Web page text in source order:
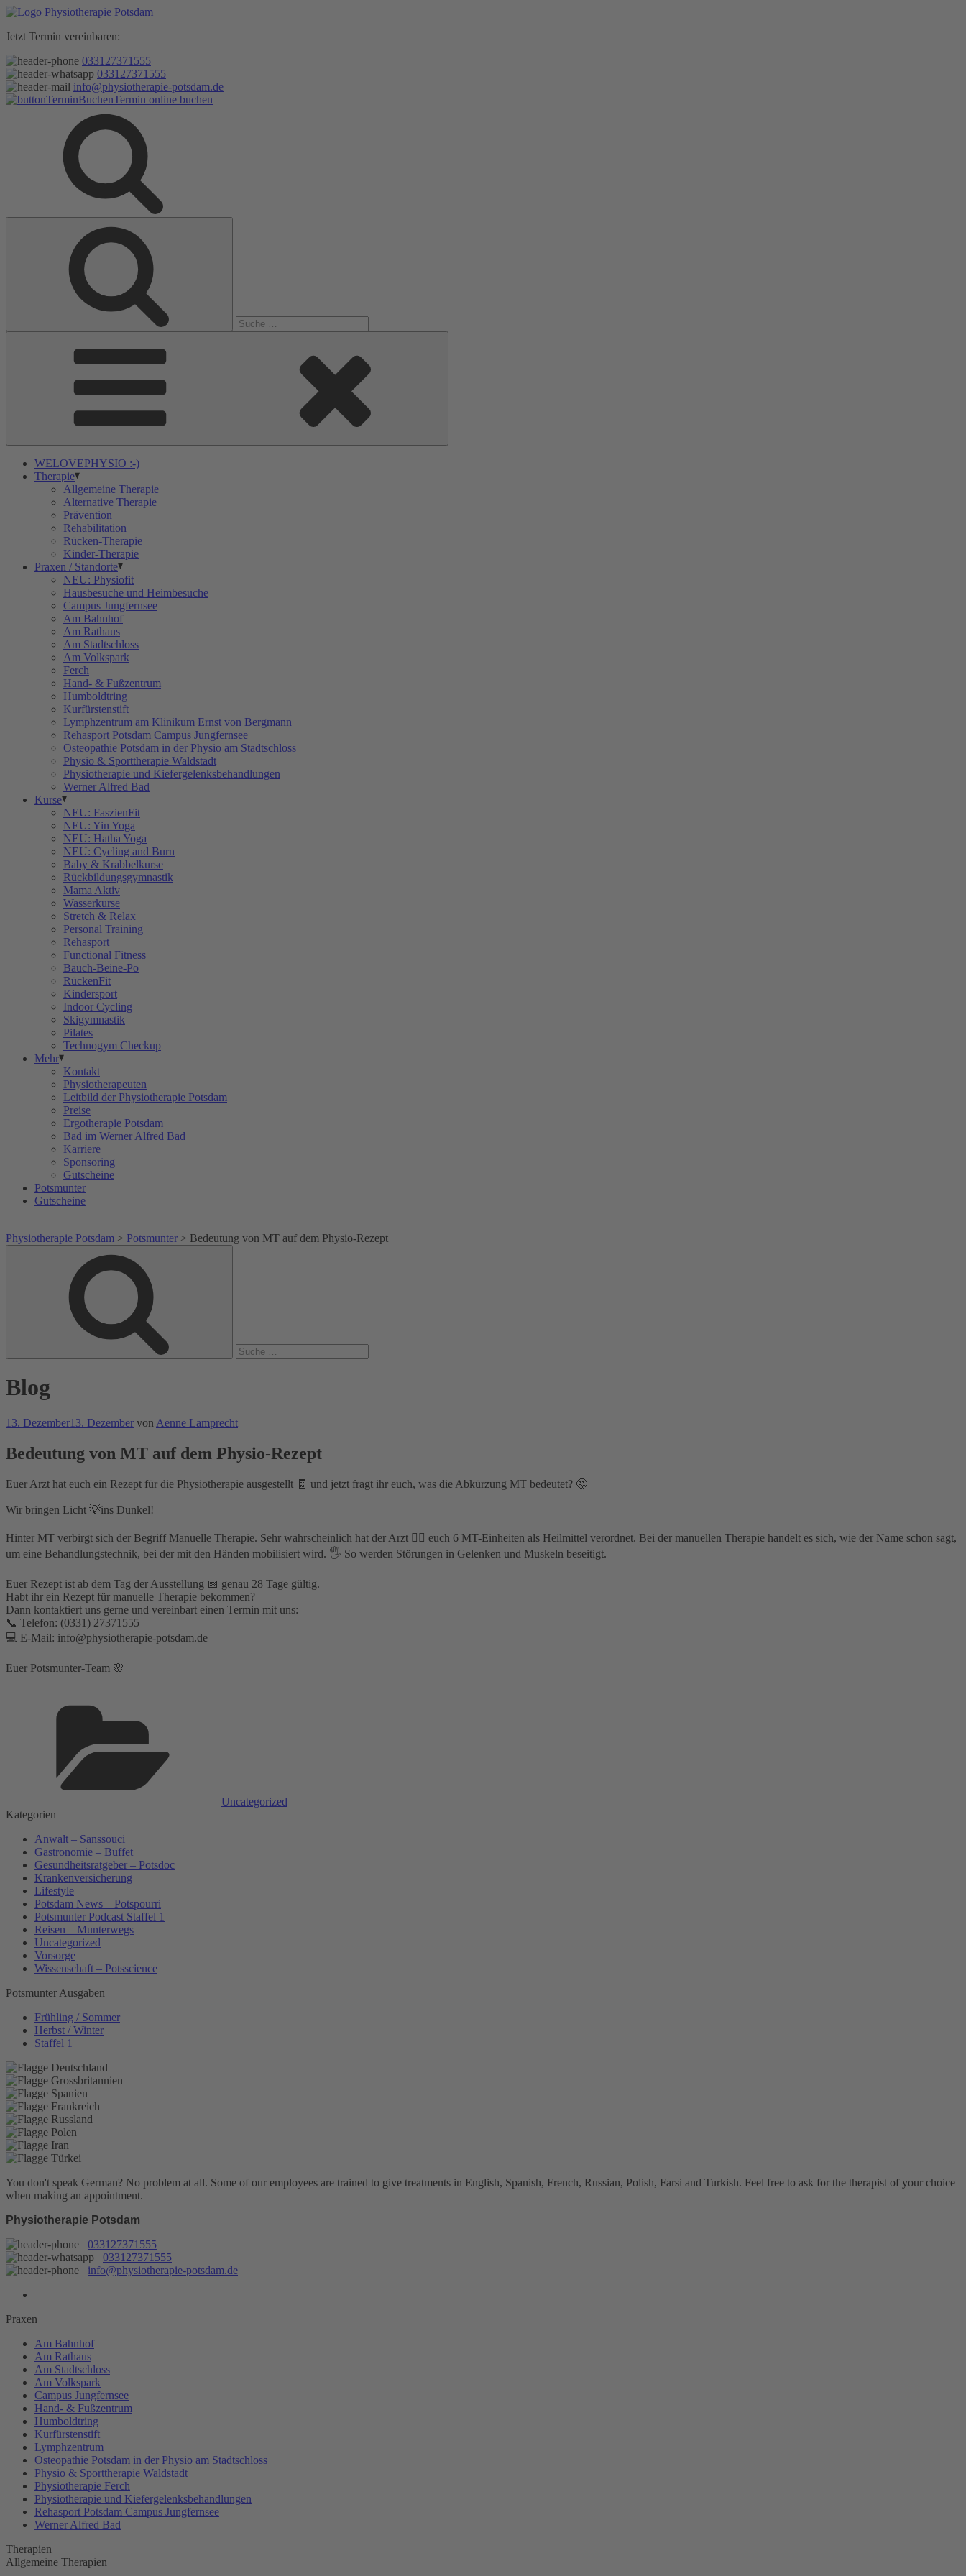
Zum
springen
Jetzt Termin vereinbaren:
033127371555
033127371555
info@physiotherapie-potsdam.de
Termin online buchen
WELOVEPHYSIO :-)
Therapie
Allgemeine Therapie
Alternative Therapie
Prävention
Rehabilitation
Rücken-Therapie
Kinder-Therapie
Praxen / Standorte
NEU: Physiofit
Hausbesuche und Heimbesuche
Campus Jungfernsee
Am Bahnhof
Am Rathaus
Am Stadtschloss
Am Volkspark
Ferch
Hand- & Fußzentrum
Humboldtring
Kurfürstenstift
Lymphzentrum am Klinikum Ernst von Bergmann
Rehasport Potsdam Campus Jungfernsee
Osteopathie Potsdam in der Physio am Stadtschloss
Physio & Sporttherapie Waldstadt
Physiotherapie und Kiefergelenksbehandlungen
Werner Alfred Bad
Kurse
NEU: FaszienFit
NEU: Yin Yoga
NEU: Hatha Yoga
NEU: Cycling and Burn
Baby & Krabbelkurse
Rückbildungsgymnastik
Mama Aktiv
Wasserkurse
Stretch & Relax
Personal Training
Rehasport
Functional Fitness
Bauch-Beine-Po
RückenFit
Kindersport
Indoor Cycling
Skigymnastik
Pilates
Technogym Checkup
Mehr
Kontakt
Physiotherapeuten
Leitbild der Physiotherapie Potsdam
Preise
Ergotherapie Potsdam
Bad im Werner Alfred Bad
Karriere
Sponsoring
Gutscheine
Potsmunter
Gutscheine
Physiotherapie Potsdam > Potsmunter > Bedeutung von MT auf dem Physio-Rezept
Blog
Veröffentlicht
13. Dezember13. Dezember von Aenne Lamprecht
Bedeutung von MT auf dem Physio-Rezept
Euer Arzt hat euch ein Rezept für die Physiotherapie ausgestellt 🧾 und jetzt fragt ihr euch, was die Abkürzung MT bedeutet? 🤔⁣
Wir bringen Licht 💡ins Dunkel!⁣
Hinter MT verbirgt sich der Begriff Manuelle Therapie. Sehr wahrscheinlich hat der Arzt 🧑‍⚕️ euch 6 MT-Einheiten als Heilmittel verordnet. Bei der manuellen Therapie handelt es sich, wie der Name schon sagt,
um eine Behandlungstechnik, bei der mit den Händen mobilisiert wird. 🖐️ So werden Störungen in Gelenken und Muskeln beseitigt.⁣
Euer Rezept ist ab dem Tag der Ausstellung 📅 genau 28 Tage gültig.⁣
Habt ihr ein Rezept für manuelle Therapie bekommen?⁣
Dann kontaktiert uns gerne und vereinbart einen Termin mit uns:⁣
📞 Telefon: (0331) 27371555⁣⁣
💻 E-Mail: info@physiotherapie-potsdam.de⁣
Euer Potsmunter-Team 🌸
Uncategorized
Kategorien
Anwalt – Sanssouci
Gastronomie – Buffet
Gesundheitsratgeber – Potsdoc
Krankenversicherung
Lifestyle
Potsdam News – Potspourri
Potsmunter Podcast Staffel 1
Reisen – Munterwegs
Uncategorized
Vorsorge
Wissenschaft – Potsscience
Potsmunter Ausgaben
Frühling / Sommer
Herbst / Winter
Staffel 1
You don't speak German? No problem at all. Some of our employees are trained to give treatments in English, Spanish, French, Russian, Polish, Farsi and Turkish. Feel free to ask for the therapist of your choice
when making an appointment.
Physiotherapie Potsdam
033127371555
033127371555
info@physiotherapie-potsdam.de
Praxen
Am Bahnhof
Am Rathaus
Am Stadtschloss
Am Volkspark
Campus Jungfernsee
Hand- & Fußzentrum
Humboldtring
Kurfürstenstift
Lymphzentrum
Osteopathie Potsdam in der Physio am Stadtschloss
Physio & Sporttherapie Waldstadt
Physiotherapie Ferch
Physiotherapie und Kiefergelenksbehandlungen
Rehasport Potsdam Campus Jungfernsee
Werner Alfred Bad
Therapien
Allgemeine Therapien